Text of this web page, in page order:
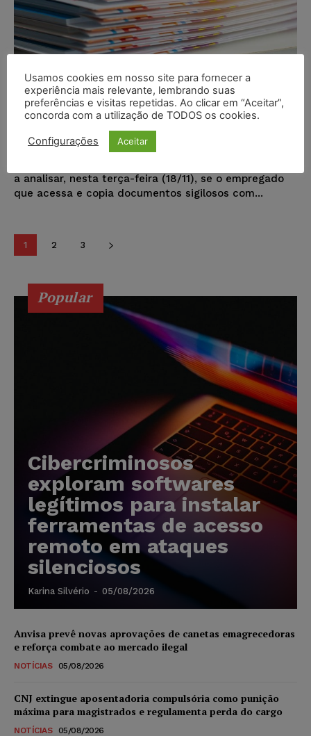
STJ forma maioria para entender
que cópia de documento sigiloso
não configura furto
NOTÍCIAS Karina Silvério -
a analisar, nesta terça-feira (18/11), se o empregado
que acessa e copia documentos sigilosos com...
1 2 3
Popular
Cibercriminosos
exploram softwares
legítimos para instalar
ferramentas de acesso
remoto em ataques
silenciosos
Karina Silvério - 05/08/2026
Anvisa prevê novas aprovações de canetas emagrecedoras
e reforça combate ao mercado ilegal
NOTÍCIAS 05/08/2026
CNJ extingue aposentadoria compulsória como punição
máxima para magistrados e regulamenta perda do cargo
NOTÍCIAS 05/08/2026
Usamos cookies em nosso site para fornecer a
experiência mais relevante, lembrando suas
preferências e visitas repetidas. Ao clicar em “Aceitar”,
concorda com a utilização de TODOS os cookies.
Configurações Aceitar